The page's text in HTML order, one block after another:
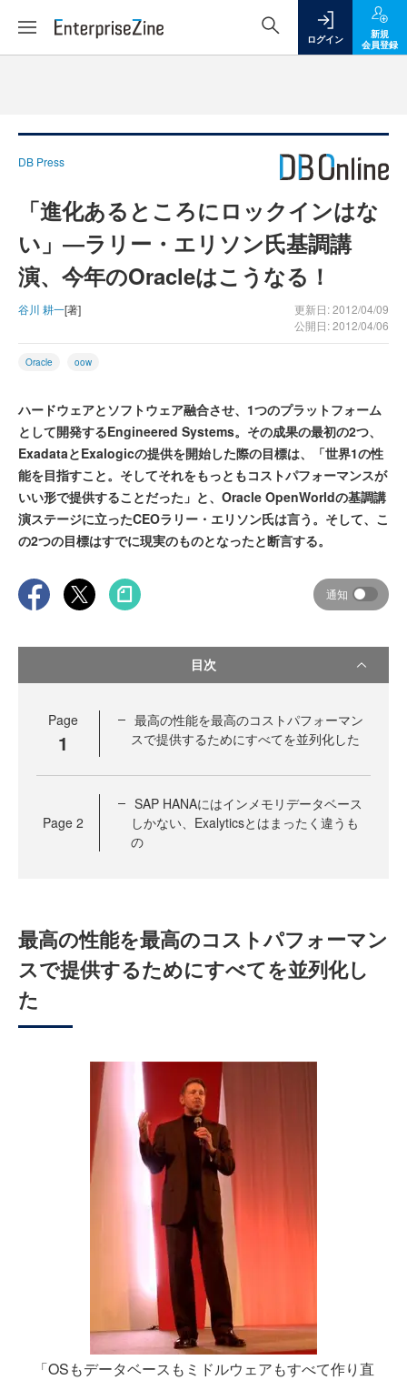
ログイン
新規
会員登録
DB Press
「進化あるところにロックインはな
い」―ラリー・エリソン氏基調講
演、今年のOracleはこうなる！
谷川 耕一[著]
更新日: 2012/04/09
公開日: 2012/04/06
Oracle oow
ハードウェアとソフトウェア融合させ、1つのプラットフォーム
として開発するEngineered Systems。その成果の最初の2つ、
ExadataとExalogicの提供を開始した際の目標は、「世界1の性
能を目指すこと。そしてそれをもっともコストパフォーマンスが
いい形で提供することだった」と、Oracle OpenWorldの基調講
演ステージに立ったCEOラリー・エリソン氏は言う。そして、こ
の2つの目標はすでに現実のものとなったと断言する。
通知
目次
Page
1
最高の性能を最高のコストパフォーマン
スで提供するためにすべてを並列化した
Page 2
SAP HANAにはインメモリデータベース
しかない、Exalyticsとはまったく違うも
の
最高の性能を最高のコストパフォーマン
スで提供するためにすべてを並列化し
た
「OSもデータベースもミドルウェアもすべて作り直